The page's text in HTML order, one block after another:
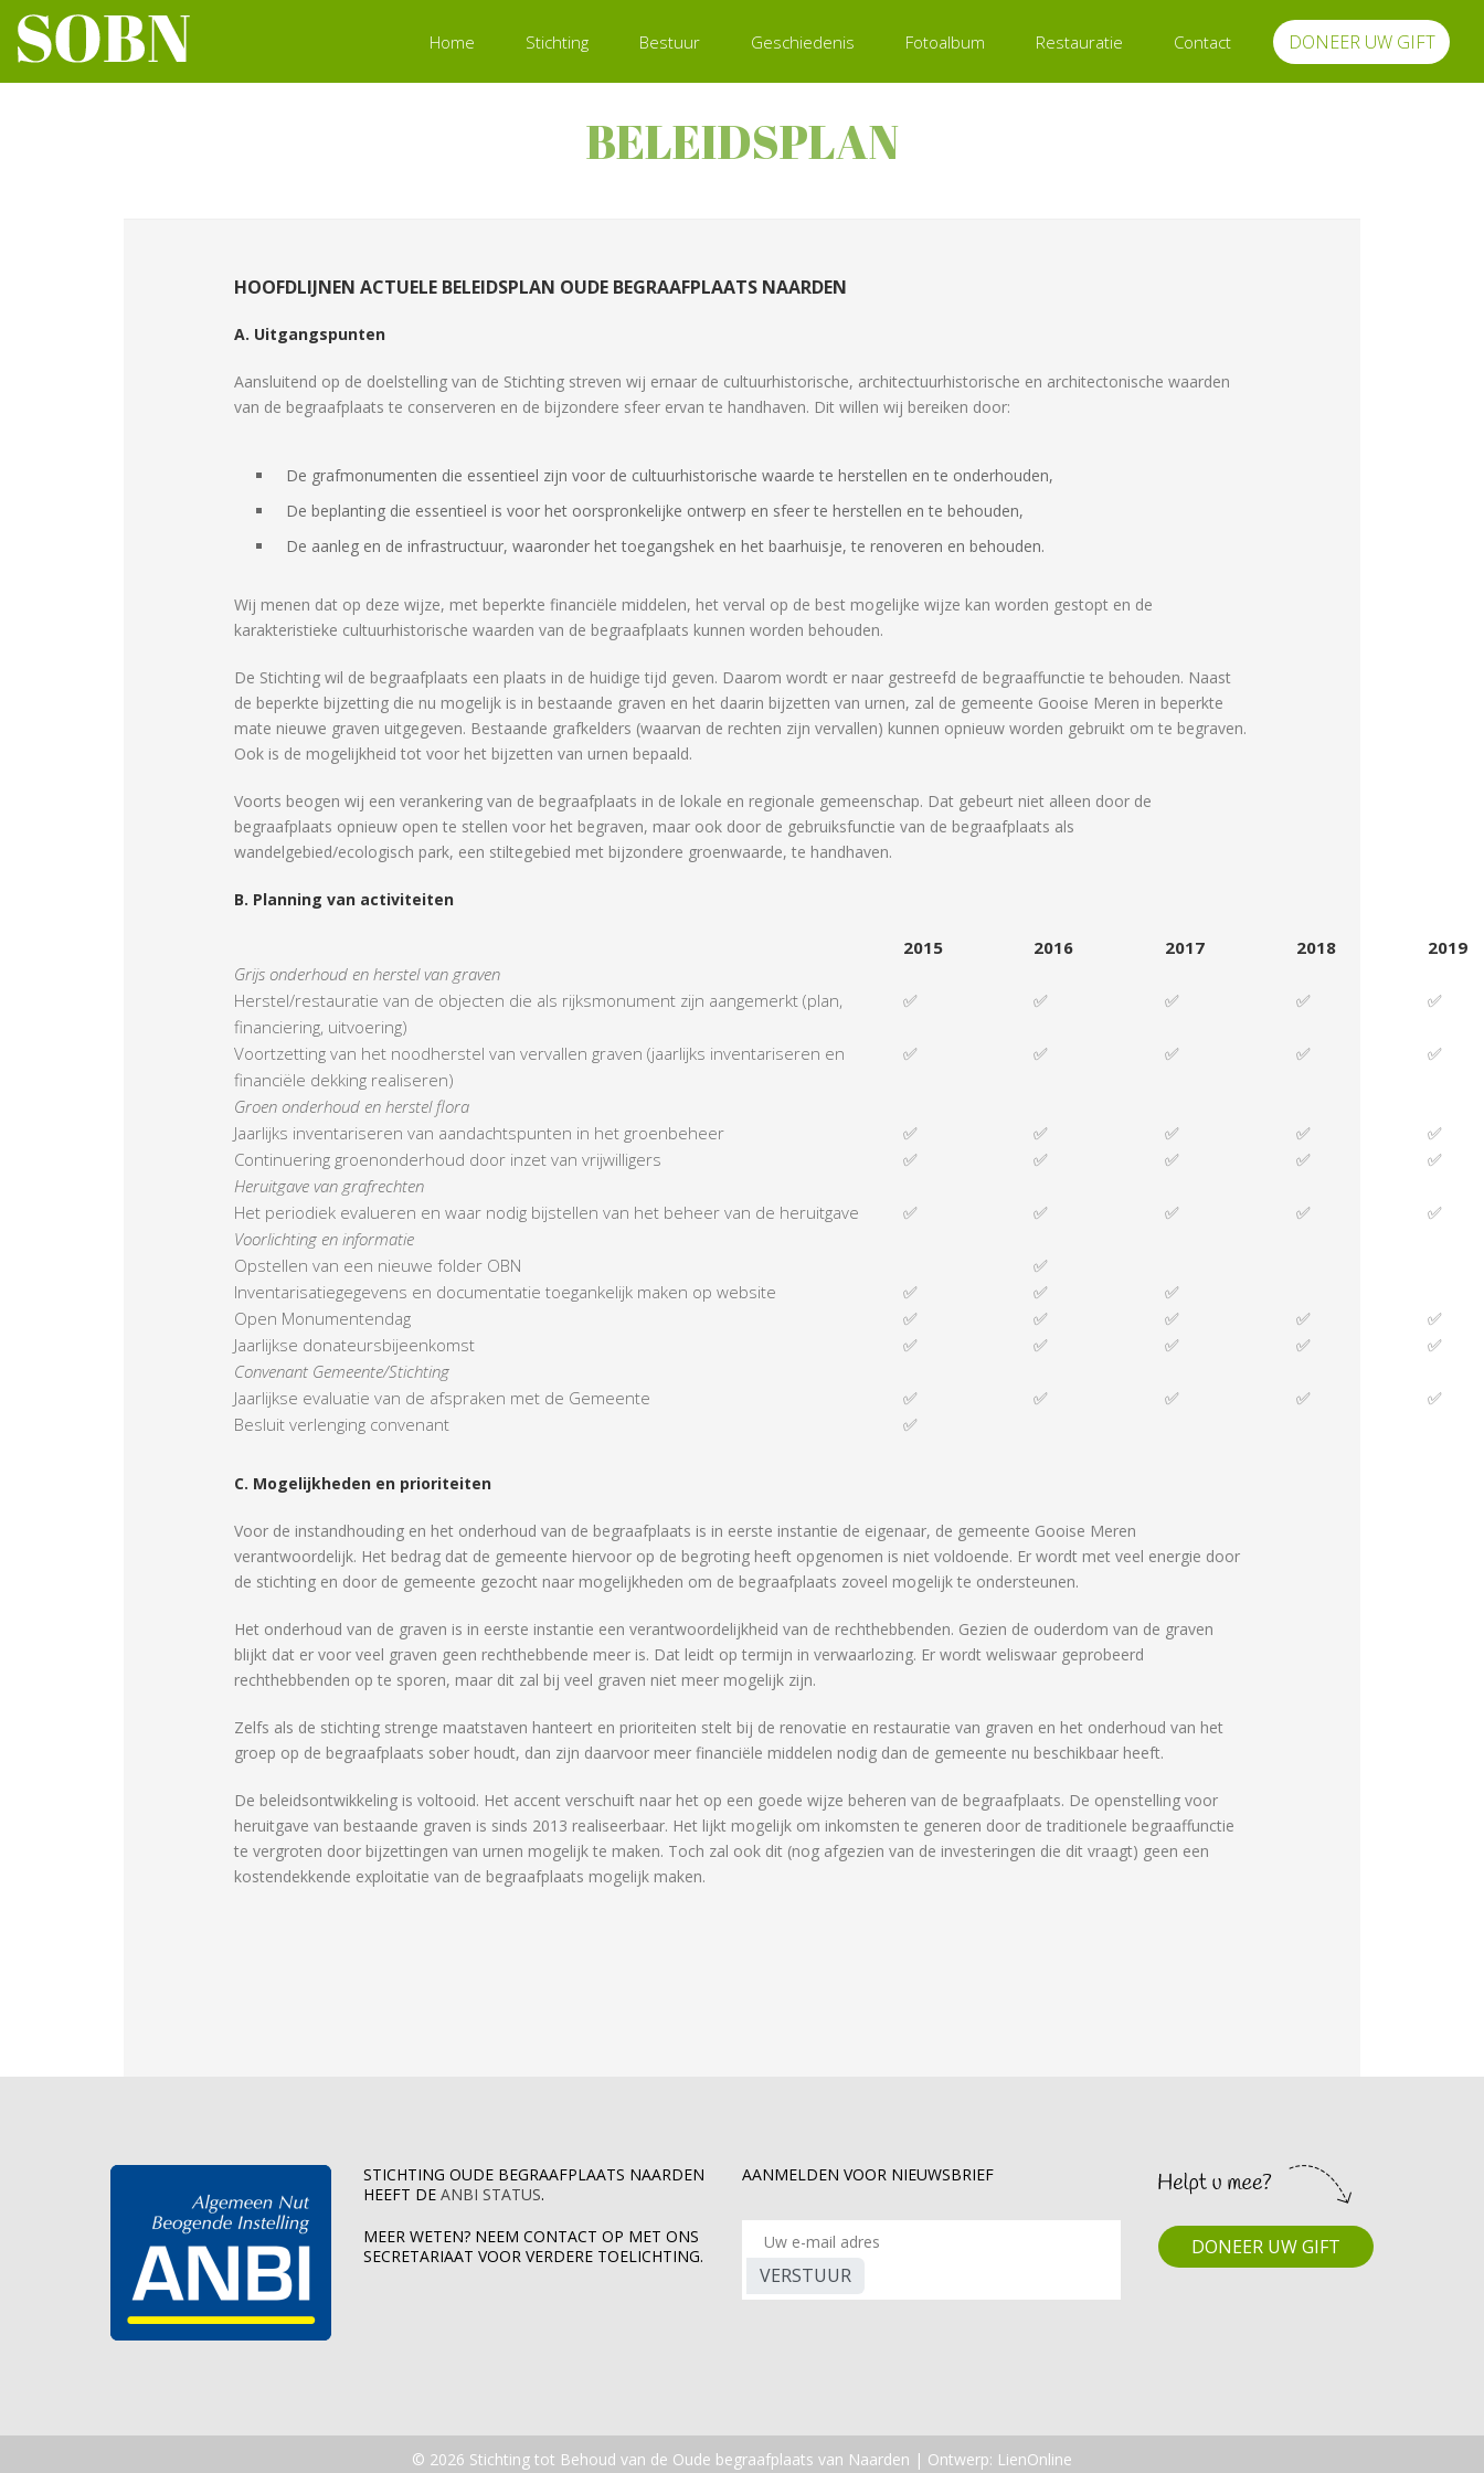
Home Stichting Bestuur Geschiedenis Fotoalbum Restauratie Contact DONEER UW GIFT
BELEIDSPLAN
HOOFDLIJNEN ACTUELE BELEIDSPLAN OUDE BEGRAAFPLAATS NAARDEN
A. Uitgangspunten
Aansluitend op de doelstelling van de Stichting streven wij ernaar de cultuurhistorische, architectuurhistorische en architectonische waarden
van de begraafplaats te conserveren en de bijzondere sfeer ervan te handhaven. Dit willen wij bereiken door:
De grafmonumenten die essentieel zijn voor de cultuurhistorische waarde te herstellen en te onderhouden,
De beplanting die essentieel is voor het oorspronkelijke ontwerp en sfeer te herstellen en te behouden,
De aanleg en de infrastructuur, waaronder het toegangshek en het baarhuisje, te renoveren en behouden.
Wij menen dat op deze wijze, met beperkte financiële middelen, het verval op de best mogelijke wijze kan worden gestopt en de
karakteristieke cultuurhistorische waarden van de begraafplaats kunnen worden behouden.
De Stichting wil de begraafplaats een plaats in de huidige tijd geven. Daarom wordt er naar gestreefd de begraaffunctie te behouden. Naast
de beperkte bijzetting die nu mogelijk is in bestaande graven en het daarin bijzetten van urnen, zal de gemeente Gooise Meren in beperkte
mate nieuwe graven uitgegeven. Bestaande grafkelders (waarvan de rechten zijn vervallen) kunnen opnieuw worden gebruikt om te begraven.
Ook is de mogelijkheid tot voor het bijzetten van urnen bepaald.
Voorts beogen wij een verankering van de begraafplaats in de lokale en regionale gemeenschap. Dat gebeurt niet alleen door de
begraafplaats opnieuw open te stellen voor het begraven, maar ook door de gebruiksfunctie van de begraafplaats als
wandelgebied/ecologisch park, een stiltegebied met bijzondere groenwaarde, te handhaven.
B. Planning van activiteiten
2015 2016 2017 2018
2019
Grijs onderhoud en herstel van graven
Herstel/restauratie van de objecten die als rijksmonument zijn aangemerkt (plan,
financiering, uitvoering)
✅ ✅ ✅ ✅ ✅
Voortzetting van het noodherstel van vervallen graven (jaarlijks inventariseren en
financiële dekking realiseren)
✅ ✅ ✅ ✅ ✅
Groen onderhoud en herstel flora
Jaarlijks inventariseren van aandachtspunten in het groenbeheer
✅ ✅ ✅ ✅
✅
Continuering groenonderhoud door inzet van vrijwilligers
✅ ✅ ✅ ✅
✅
Heruitgave van grafrechten
Het periodiek evalueren en waar nodig bijstellen van het beheer van de heruitgave
✅ ✅ ✅ ✅
✅
Voorlichting en informatie
Opstellen van een nieuwe folder OBN
✅
Inventarisatiegegevens en documentatie toegankelijk maken op website
✅ ✅
✅
Open Monumentendag
✅ ✅ ✅ ✅
✅
Jaarlijkse donateursbijeenkomst
✅ ✅ ✅ ✅
✅
Convenant Gemeente/Stichting
Jaarlijkse evaluatie van de afspraken met de Gemeente
✅ ✅ ✅ ✅
✅
Besluit verlenging convenant
✅
C. Mogelijkheden en prioriteiten
Voor de instandhouding en het onderhoud van de begraafplaats is in eerste instantie de eigenaar, de gemeente Gooise Meren
verantwoordelijk. Het bedrag dat de gemeente hiervoor op de begroting heeft opgenomen is niet voldoende. Er wordt met veel energie door
de stichting en door de gemeente gezocht naar mogelijkheden om de begraafplaats zoveel mogelijk te ondersteunen.
Het onderhoud van de graven is in eerste instantie een verantwoordelijkheid van de rechthebbenden. Gezien de ouderdom van de graven
blijkt dat er voor veel graven geen rechthebbende meer is. Dat leidt op termijn in verwaarlozing. Er wordt weliswaar geprobeerd
rechthebbenden op te sporen, maar dit zal bij veel graven niet meer mogelijk zijn.
Zelfs als de stichting strenge maatstaven hanteert en prioriteiten stelt bij de renovatie en restauratie van graven en het onderhoud van het
groep op de begraafplaats sober houdt, dan zijn daarvoor meer financiële middelen nodig dan de gemeente nu beschikbaar heeft.
De beleidsontwikkeling is voltooid. Het accent verschuift naar het op een goede wijze beheren van de begraafplaats. De openstelling voor
heruitgave van bestaande graven is sinds 2013 realiseerbaar. Het lijkt mogelijk om inkomsten te generen door de traditionele begraaffunctie
te vergroten door bijzettingen van urnen mogelijk te maken. Toch zal ook dit (nog afgezien van de investeringen die dit vraagt) geen een
kostendekkende exploitatie van de begraafplaats mogelijk maken.
STICHTING OUDE BEGRAAFPLAATS NAARDEN
HEEFT DE ANBI STATUS.
MEER WETEN? NEEM CONTACT OP MET ONS
SECRETARIAAT VOOR VERDERE TOELICHTING.
AANMELDEN VOOR NIEUWSBRIEF
VERSTUUR
DONEER UW GIFT
© 2026 Stichting tot Behoud van de Oude begraafplaats van Naarden | Ontwerp: LienOnline